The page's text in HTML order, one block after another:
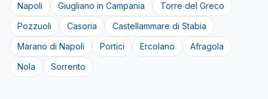
Napoli Giugliano in Campania
Torre del Greco
Pozzuoli
Casoria
Castellammare di Stabia
Marano di Napoli
Portici Ercolano
Afragola
Nola
Sorrento